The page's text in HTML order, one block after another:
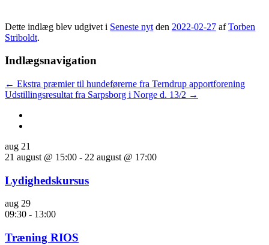
Dette indlæg blev udgivet i Seneste nyt den 2022-02-27 afTorben
Striboldt.
Indlægsnavigation
← Ekstra præmier til hundeførerne fra Terndrup apportforening
Udstillingsresultat fra Sarpsborg i Norge d. 13/2 →
aug 21
21 august @ 15:00 - 22 august @ 17:00
Lydighedskursus
aug 29
09:30 - 13:00
Træning RIOS